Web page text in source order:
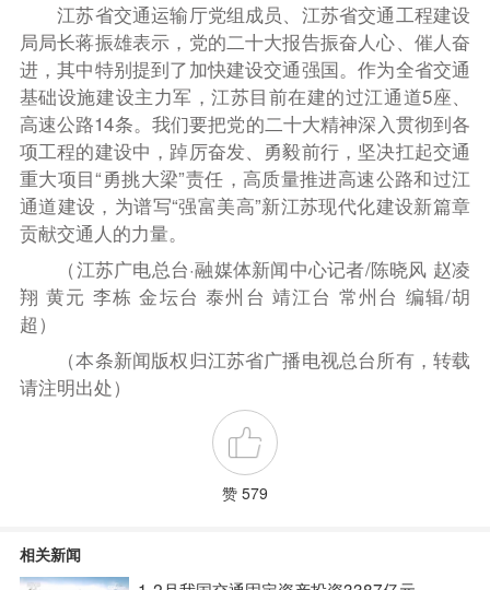
江苏省交通运输厅党组成员、江苏省交通工程建设
局局长蒋振雄表示，党的二十大报告振奋人心、催人奋
进，其中特别提到了加快建设交通强国。作为全省交通
基础设施建设主力军，江苏目前在建的过江通道5座、
高速公路14条。我们要把党的二十大精神深入贯彻到各
项工程的建设中，踔厉奋发、勇毅前行，坚决扛起交通
重大项目“勇挑大梁”责任，高质量推进高速公路和过江
通道建设，为谱写“强富美高”新江苏现代化建设新篇章
贡献交通人的力量。
（江苏广电总台·融媒体新闻中心记者/陈晓风 赵凌
翔 黄元 李栋 金坛台 泰州台 靖江台 常州台 编辑/胡
超）
（本条新闻版权归江苏省广播电视总台所有，转载
请注明出处）
赞 579
相关新闻